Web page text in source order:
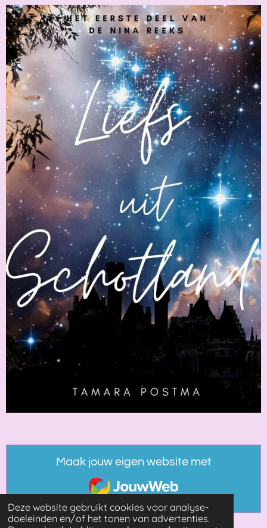
Deze website gebruikt cookies voor analyse-
doeleinden en/of het tonen van advertenties.
Maak jouw eigen website met
JouwWeb